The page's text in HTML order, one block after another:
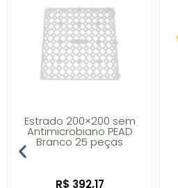
Estrado 200×200 sem
Antimicrobiano PEAD
Branco 25 peças
R$ 392,17